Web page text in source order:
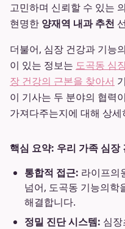
고민하며 신뢰할 수 있는
현명한 양재역 내과 추천
더불어, 심장 건강과 기능
이 있는 정보는 도곡동 심
장 건강의 근본을 찾아서
이 기사는 두 분야의 협력
가져다주는지에 대해 상
핵심 요약: 우리 가족 심장
통합적 접근: 라이프의
넘어, 도곡동 기능의학
해결합니다.
정밀 진단 시스템: 심